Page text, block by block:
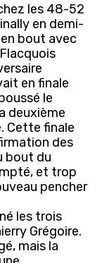
les 48-52
en demi-
bout avec
en finale
le
deuxième
Cette finale
des
bout du
et trop
pencher
les trois
Grégoire.
mais la